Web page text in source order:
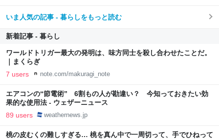
いま人気の記事 - 暮らしをもっと読む
新着記事 - 暮らし
ワールドトリガー最大の発明は、味方同士を殺し合わせたことだ。
｜まくらぎ
7 users note.com/makuragi_note
エアコンの“節電術” 6割もの人が勘違い？ 今知っておきたい効
果的な使用法 - ウェザーニュース
89 users weathernews.jp
桃の皮むくの難しすぎる… 桃を真ん中で一周切って、手でひねって